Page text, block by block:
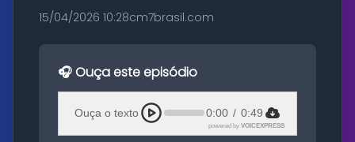
15/04/2026 10:28cm7brasil.com
🎧 Ouça este episódio
Ouça o texto 0:00 / 0:49
powered by VOICEXPRESS